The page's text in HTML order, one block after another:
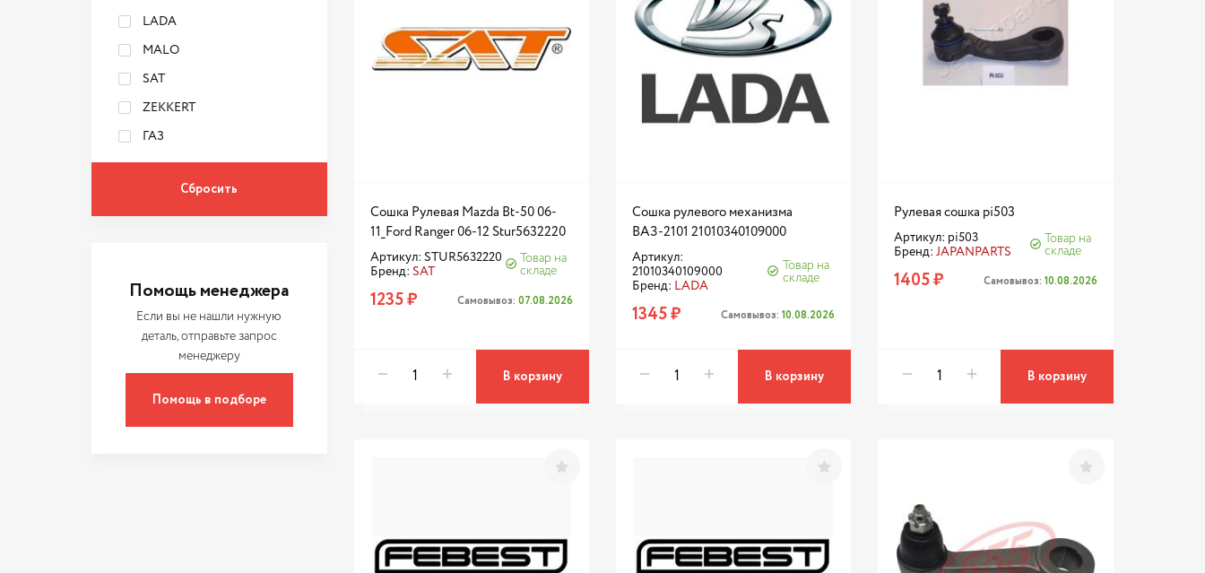
LADA
MALO
SAT
ZEKKERT
ГАЗ
Помощь менеджера
Если вы не нашли нужную
деталь, отправьте запрос
менеджеру
Помощь в подборе
Сошка Рулевая Mazda Bt-50 06-
11_Ford Ranger 06-12 Stur5632220
Артикул: STUR5632220
Бренд: SAT
Товар на
складе
1235 ₽ Самовывоз: 07.08.2026
В корзину
Сошка рулевого механизма
ВАЗ-2101 21010340109000
Артикул:
21010340109000
Бренд: LADA
Товар на
складе
1345 ₽ Самовывоз:10.08.2026
В корзину
Рулевая сошка pi503
Артикул: pi503
Бренд:JAPANPARTS
Товар на
складе
1405 ₽ Самовывоз: 10.08.2026
В корзину